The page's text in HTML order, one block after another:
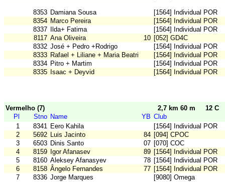
8353 Damiana Sousa
[1564] Individual POR
8354 Marco Pereira
[1564] Individual POR
8337
Ilda+ Fatima
[1564] Individual POR
8117 Ana Oliveira 10 [052] GD4C
8332 José + Pedro +Rodrigo
[1564] Individual POR
8333 Rafael + Liliane + Maria Beatriz
[1564] Individual POR
8334 Pitro + Martim
[1564] Individual POR
8335
Isaac + Deyvid [1564] Individual POR
Vermelho (7) 2,7 km 60 m
12 C
Pl
Stno Name YB Club
1
8341 Eero Kahila
[1564] Individual POR
2
5692 Luis Jacinto 84 [094] CPOC
3
6503 Dinis Santo 07 [070] COC
4
8159 Igor Afanasev 89 [1564] Individual POR
5
8160 Aleksey Afanasyev 78 [1564] Individual POR
6
8158 Ângelo Fernandes 77 [1564] Individual POR
7
8336 Jorge Marques [9080] Omega